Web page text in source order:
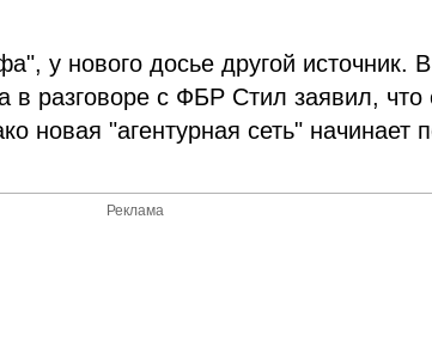
у нового досье другой источник. В
в разговоре с ФБР Стил заявил, что
новая "агентурная сеть" начинает
Реклама